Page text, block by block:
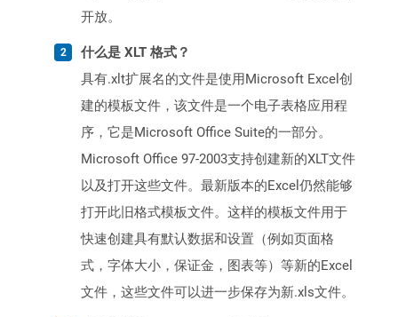
开放。
什么是 XLT 格式？
具有.xlt扩展名的文件是使用Microsoft Excel创
建的模板文件，该文件是一个电子表格应用程
序，它是Microsoft Office Suite的一部分。
Microsoft Office 97-2003支持创建新的XLT文件
以及打开这些文件。最新版本的Excel仍然能够
打开此旧格式模板文件。这样的模板文件用于
快速创建具有默认数据和设置（例如页面格
式，字体大小，保证金，图表等）等新的Excel
文件，这些文件可以进一步保存为新.xls文件。